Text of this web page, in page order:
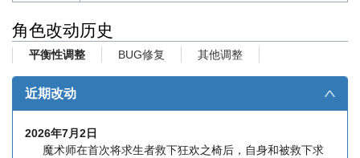
角色改动历史
平衡性调整 BUG修复 其他调整
近期改动 ∧
2026年7月2日
魔术师在首次将求生者救下狂欢之椅后，自身和被救下求